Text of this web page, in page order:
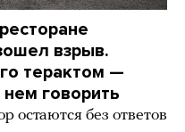
взрыв.
терактом —
говорить
остаются без ответов